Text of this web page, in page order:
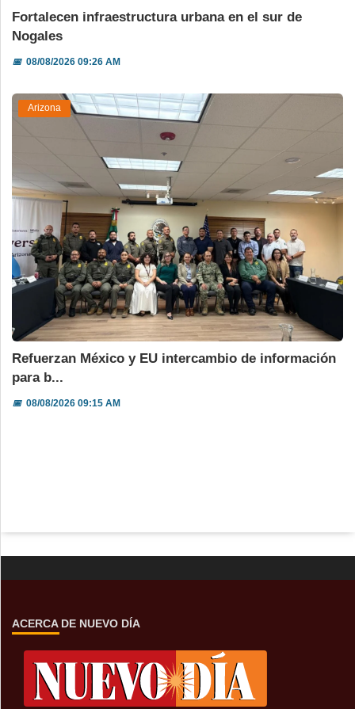
Fortalecen infraestructura urbana en el sur de
Nogales
📅08/08/2026 09:26 AM
Arizona
Refuerzan México y EU intercambio de información
para b...
📅08/08/2026 09:15 AM
ACERCA DE NUEVO DÍA